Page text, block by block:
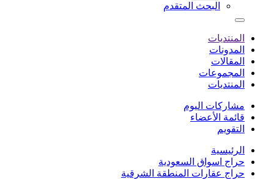
البحث المتقدم
المنتديات
المدونات
المقالات
المجموعات
المنتديات
مشاركات اليوم
قائمة الأعضاء
التقويم
الرئيسية
حراج اسواق السعودية
حراج عقارات المنطقة الشرقية